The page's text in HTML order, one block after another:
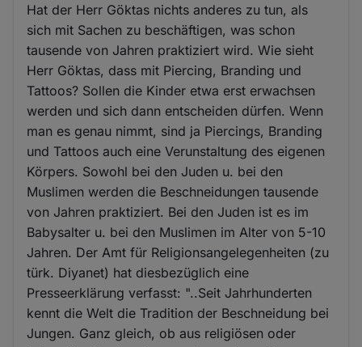
Hat der Herr Göktas nichts anderes zu tun, als
sich mit Sachen zu beschäftigen, was schon
tausende von Jahren praktiziert wird. Wie sieht
Herr Göktas, dass mit Piercing, Branding und
Tattoos? Sollen die Kinder etwa erst erwachsen
werden und sich dann entscheiden dürfen. Wenn
man es genau nimmt, sind ja Piercings, Branding
und Tattoos auch eine Verunstaltung des eigenen
Körpers. Sowohl bei den Juden u. bei den
Muslimen werden die Beschneidungen tausende
von Jahren praktiziert. Bei den Juden ist es im
Babysalter u. bei den Muslimen im Alter von 5-10
Jahren. Der Amt für Religionsangelegenheiten (zu
türk. Diyanet) hat diesbezüglich eine
Presseerklärung verfasst: "..Seit Jahrhunderten
kennt die Welt die Tradition der Beschneidung bei
Jungen. Ganz gleich, ob aus religiösen oder